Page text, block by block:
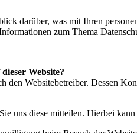
darüber, was mit Ihren
zum Thema
Website?
den Websitebetreiber. Dessen
uns diese mitteilen. Hierbei